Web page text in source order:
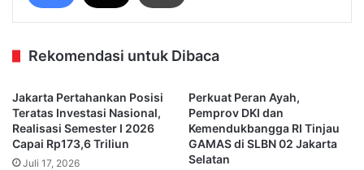
Rekomendasi untuk Dibaca
Jakarta Pertahankan Posisi
Teratas Investasi Nasional,
Realisasi Semester I 2026
Capai Rp173,6 Triliun
Juli 17, 2026
Perkuat Peran Ayah,
Pemprov DKI dan
Kemendukbangga RI Tinjau
GAMAS di SLBN 02 Jakarta
Selatan